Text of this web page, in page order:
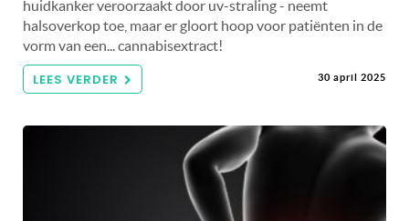
huidkanker veroorzaakt door uv-straling - neemt
halsoverkop toe, maar er gloort hoop voor patiënten in de
vorm van een... cannabisextract!
LEES VERDER 30 april 2025